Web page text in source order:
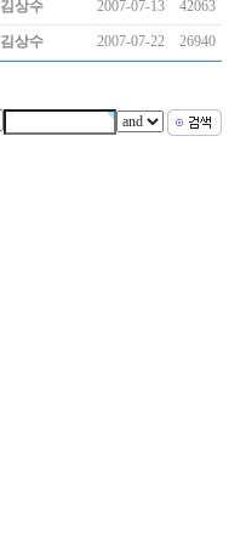
김상수 2007-07-13 42063
김상수 2007-07-22 26940